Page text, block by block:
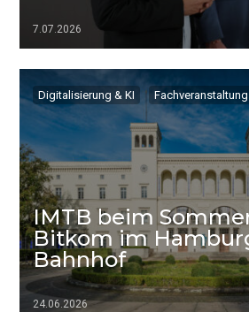
7.07.2026
Digitalisierung & KI Fachveranstaltung
IMTB beim
Bitkom im
Bahnhof
24.06.2026